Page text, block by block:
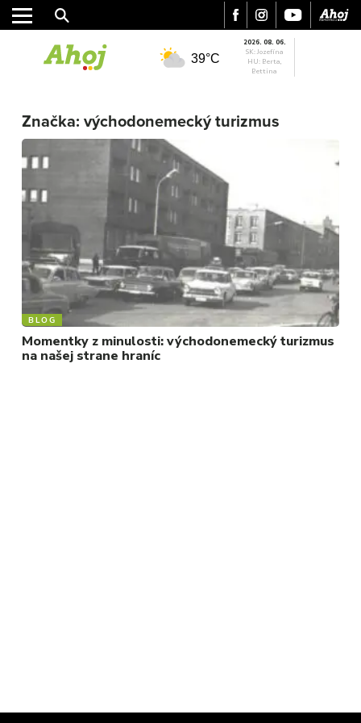
REGIÓN
ŠPORT
KULTÚRA
FOTKY
MIX
39°C
2026. 08. 06.
SK: Jozefína
HU: Berta,
Bettina
Značka: východonemecký turizmus
BLOG
Momentky z minulosti: východonemecký turizmus
na našej strane hraníc